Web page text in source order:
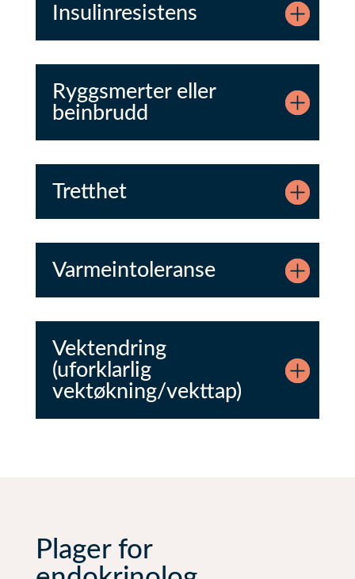
Insulinresistens
Ryggsmerter eller
beinbrudd
Tretthet
Varmeintoleranse
Vektendring
(uforklarlig
vektøkning/vekttap)
Plager for